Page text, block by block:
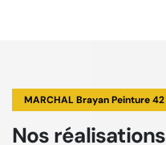
MARCHAL Brayan Peinture 42
Nos réalisations